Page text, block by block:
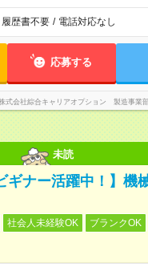
履歴書不要 / 電話対応なし
応募する
式会社綜合キャリアオプション 製造事業部
未読
ギナー活躍中！】機
社会人未経験OK
ブランクOK